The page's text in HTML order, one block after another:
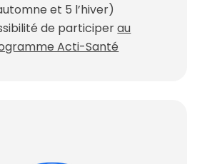
et 5 l’hiver)
de participerau
Acti-Santé